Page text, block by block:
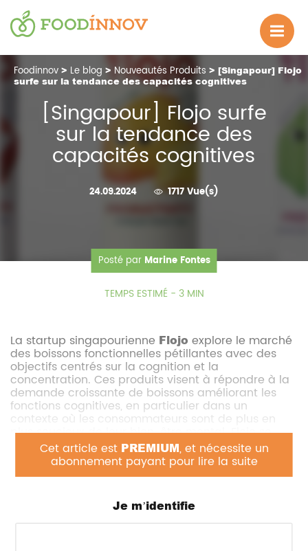
Foodinnov > Le blog > Nouveautés Produits > [Singapour] Flojo
surfe sur la tendance des capacités cognitives
[Singapour] Flojo surfe
sur la tendance des
capacités cognitives
24.09.2024 1717 Vue(s)
Posté par Marine Fontes
Cet article est PREMIUM, et nécessite un
abonnement payant pour lire la suite
Je m’identifie
TEMPS ESTIMÉ - 3 MIN
La startup singapourienne Flojo explore le marché
des boissons fonctionnelles pétillantes avec des
objectifs centrés sur la cognition et la
concentration. Ces produits visent à répondre à la
demande croissante de boissons améliorant les
fonctions cognitives, en particulier dans un
contexte où les consommateurs sont de plus en
plus soucieux de leur bien-être mental. Flojo se
distingue par l’utilisation d’ingrédients naturels et
une formulation adaptée à des modes de vie
modernes et actifs.
favorisant la concentration, sont positionnées à mi-
chemin entre les boissons énergétiques et les